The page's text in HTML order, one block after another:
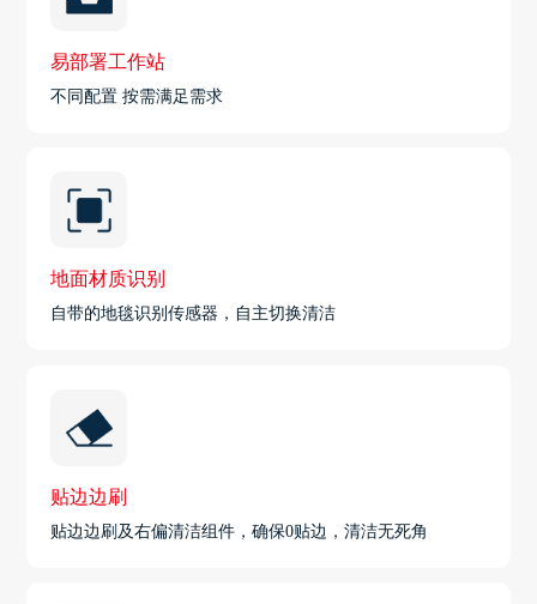
易部署工作站
不同配置 按需满足需求
地面材质识别
自带的地毯识别传感器，自主切换清洁
贴边边刷
贴边边刷及右偏清洁组件，确保0贴边，清洁无死角